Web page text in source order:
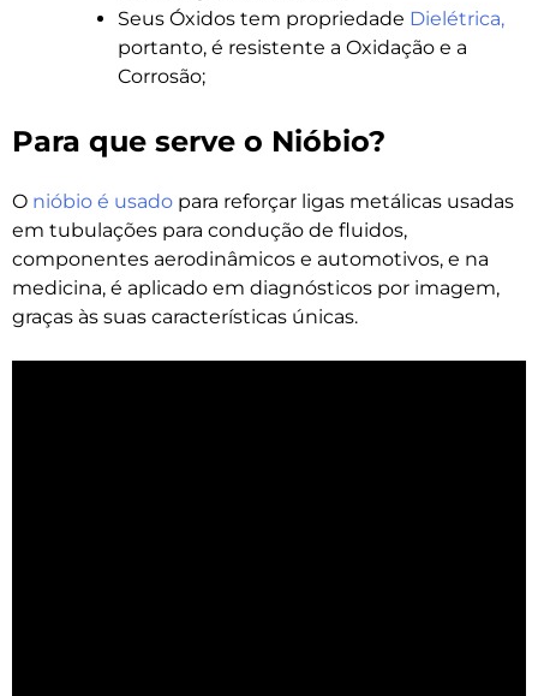
Seus Óxidos tem propriedade Dielétrica,
portanto, é resistente a Oxidação e a
Corrosão;
Para que serve o Nióbio?
O nióbio é usado para reforçar ligas metálicas usadas
em tubulações para condução de fluidos,
componentes aerodinâmicos e automotivos, e na
medicina, é aplicado em diagnósticos por imagem,
graças às suas características únicas.